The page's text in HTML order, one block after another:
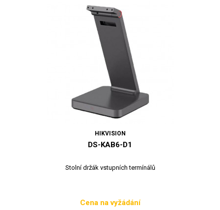
HIKVISION
DS-KAB6-D1
Stolní držák vstupních termínálů
Cena
Cena na vyžádání